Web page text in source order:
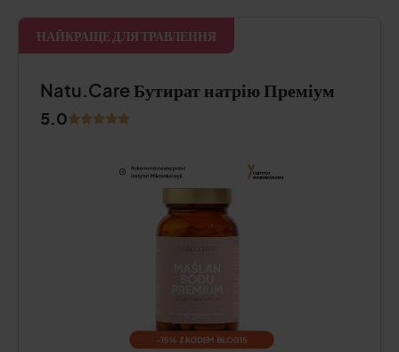
НАЙКРАЩЕ ДЛЯ ТРАВЛЕННЯ
Natu.Care Бутират натрію Преміум
5.0